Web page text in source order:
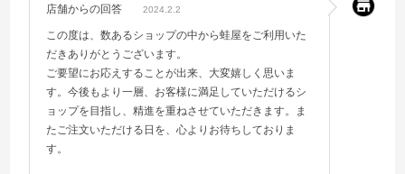
店舗からの回答 2024.2.2
この度は、数あるショップの中から蛙屋をご利用いた
だきありがとうございます。
ご要望にお応えすることが出来、大変嬉しく思いま
す。今後もより一層、お客様に満足していただけるシ
ョップを目指し、精進を重ねさせていただきます。ま
たご注文いただける日を、心よりお待ちしておりま
す。